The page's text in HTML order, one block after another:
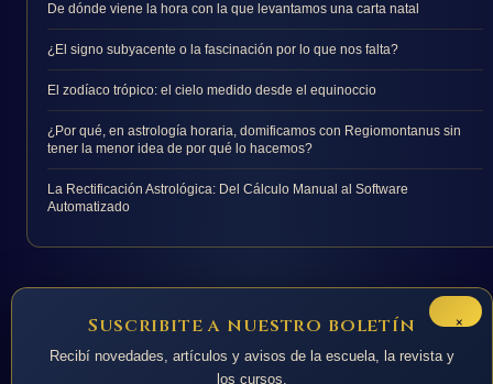
De dónde viene la hora con la que levantamos una carta natal
¿El signo subyacente o la fascinación por lo que nos falta?
El zodíaco trópico: el cielo medido desde el equinoccio
¿Por qué, en astrología horaria, domificamos con Regiomontanus sin
tener la menor idea de por qué lo hacemos?
La Rectificación Astrológica: Del Cálculo Manual al Software
Automatizado
×
Suscribite a nuestro boletín
Recibí novedades, artículos y avisos de la escuela, la revista y
los cursos.